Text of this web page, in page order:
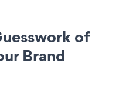
of
Brand